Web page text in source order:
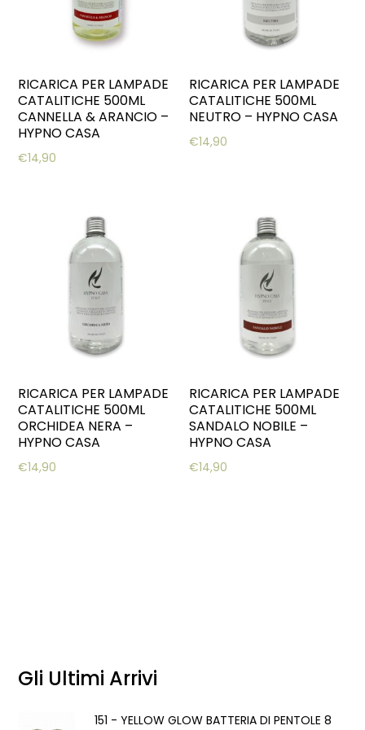
RICARICA PER LAMPADE
CATALITICHE 500ML
CANNELLA & ARANCIO –
HYPNO CASA
€14,90
RICARICA PER LAMPADE
CATALITICHE 500ML
NEUTRO – HYPNO CASA
€14,90
RICARICA PER LAMPADE
CATALITICHE 500ML
ORCHIDEA NERA –
HYPNO CASA
€14,90
RICARICA PER LAMPADE
CATALITICHE 500ML
SANDALO NOBILE –
HYPNO CASA
€14,90
Gli Ultimi Arrivi
151 - YELLOW GLOW BATTERIA DI PENTOLE 8